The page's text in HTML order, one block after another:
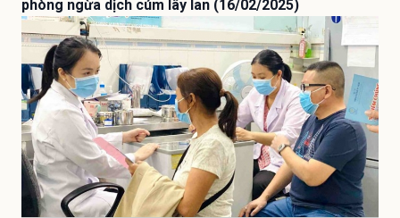
phòng ngừa dịch cúm lây lan (16/02/2025)